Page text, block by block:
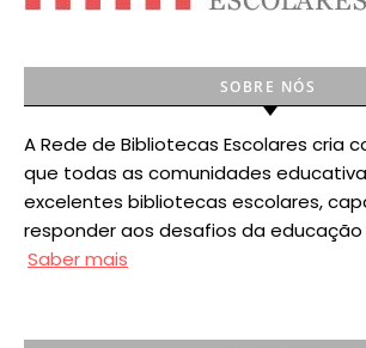
SOBRE NÓS
A Rede de Bibliotecas Escolares cria
que todas as comunidades
excelentes bibliotecas escolares,
responder aos desafios da educação
Saber mais